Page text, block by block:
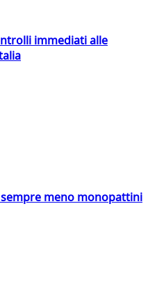
immediati alle
meno monopattini